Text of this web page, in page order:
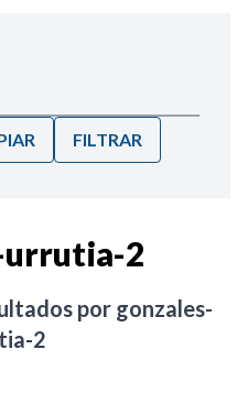
FILTRAR
urrutia-2
por gonzales-
2